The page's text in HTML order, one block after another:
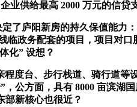
供给最高 2000 万元的信贷
庐阳新房的持久保值能力
临政务配套的项目，项目对
化” 设想？
台、步行栈道、骑行道等
公方面，具有 8000 亩滨
部新核心也很近？